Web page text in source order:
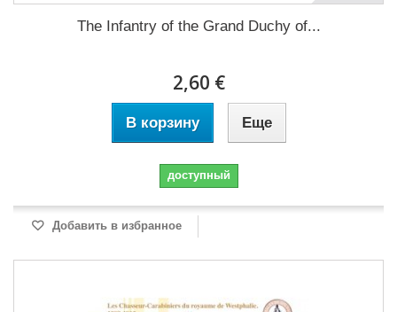
The Infantry of the Grand Duchy of...
2,60 €
В корзину Еще
доступный
Добавить в избранное